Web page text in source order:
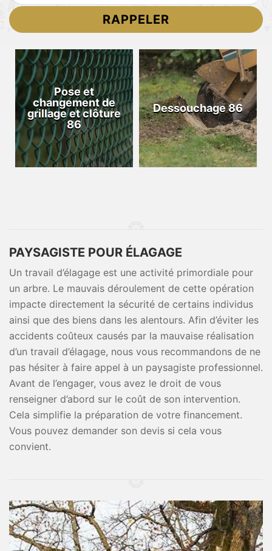
Pose et
changement de
grillage et clôture
86
Dessouchage 86
PAYSAGISTE POUR ÉLAGAGE
Un travail d’élagage est une activité primordiale pour
un arbre. Le mauvais déroulement de cette opération
impacte directement la sécurité de certains individus
ainsi que des biens dans les alentours. Afin d’éviter les
accidents coûteux causés par la mauvaise réalisation
d’un travail d’élagage, nous vous recommandons de ne
pas hésiter à faire appel à un paysagiste professionnel.
Avant de l’engager, vous avez le droit de vous
renseigner d’abord sur le coût de son intervention.
Cela simplifie la préparation de votre financement.
Vous pouvez demander son devis si cela vous
convient.